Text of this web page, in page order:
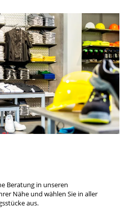
Beratung in unseren
Nähe und wählen Sie in aller
aus.